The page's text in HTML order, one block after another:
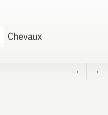
Chevaux
‹ ›